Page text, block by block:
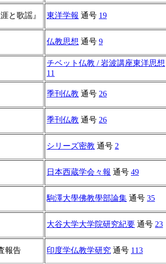
と歌謡』 東洋学報 通号 19
仏教思想 通号 9
チベット仏教 / 岩波講座東洋思想
11
季刊仏教 通号 26
季刊仏教 通号 26
シリーズ密教 通号 2
日本西蔵学会々報 通号 49
駒澤大學佛教學部論集 通号 35
大谷大学大学院研究紀要 通号 23
報告 印度学仏教学研究 通号 113